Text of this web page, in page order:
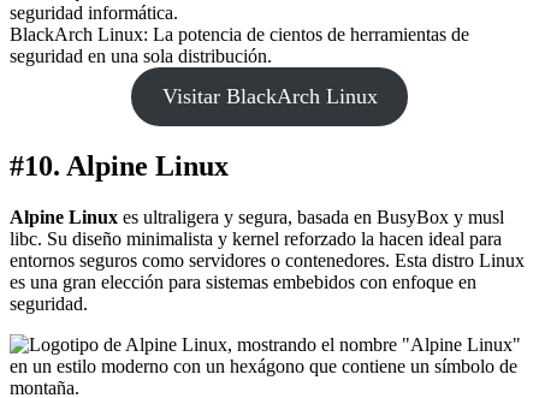
BlackArch Linux: La potencia de cientos de herramientas de
seguridad en una sola distribución.
Visitar BlackArch Linux
#10. Alpine Linux
Alpine Linux es ultraligera y segura, basada en BusyBox y musl
libc. Su diseño minimalista y kernel reforzado la hacen ideal para
entornos seguros como servidores o contenedores. Esta distro Linux
es una gran elección para sistemas embebidos con enfoque en
seguridad.